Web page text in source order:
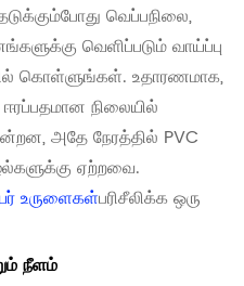
வெப்பநிலை,
வெளிப்படும் வாய்ப்பு
கொள்ளுங்கள். உதாரணமாக,
நிலையில்
அதே நேரத்தில் PVC
ஏற்றவை.
உருளைகள்பரிசீலிக்க ஒரு
நீளம்